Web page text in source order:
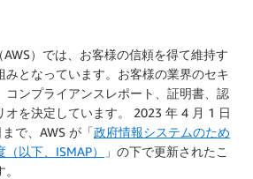
）では、お客様の信頼を得て維持す
みとなっています。お客様の業界のセキ
コンプライアンスレポート、証明書、認
オを決定しています。 2023 年 4 月 1 日
で、AWS が「政府情報システムのため
以下、ISMAP）
」の下で更新されたこ